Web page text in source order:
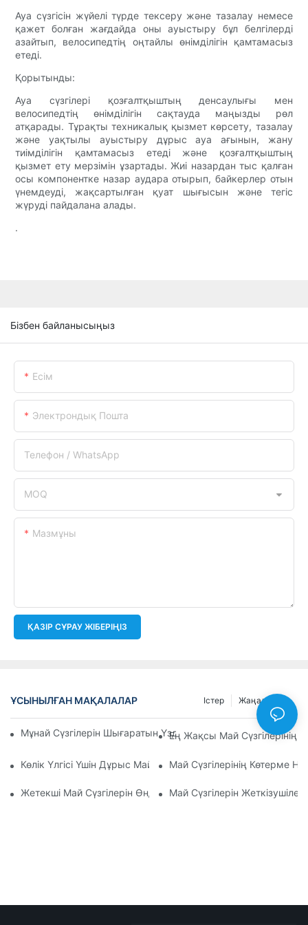
Ауа сүзгісін жүйелі түрде тексеру және тазалау немесе
қажет болған жағдайда оны ауыстыру бұл белгілерді
азайтып, велосипедтің оңтайлы өнімділігін қамтамасыз
етеді.
Қорытынды:
Ауа сүзгілері қозғалтқыштың денсаулығы мен
велосипедтің өнімділігін сақтауда маңызды рөл
атқарады. Тұрақты техникалық қызмет көрсету, тазалау
және уақтылы ауыстыру дұрыс ауа ағынын, жану
тиімділігін қамтамасыз етеді және қозғалтқыштың
қызмет ету мерзімін ұзартады. Жиі назардан тыс қалған
осы компонентке назар аудара отырып, байкерлер отын
үнемдеуді, жақсартылған қуат шығысын және тегіс
жүруді пайдалана алады.
.
Бізбен байланысыңыз
Есім
Электрондық Пошта
Телефон / WhatsApp
MOQ
Мазмұны
ҚАЗІР СҰРАУ ЖІБЕРІҢІЗ
ҰСЫНЫЛҒАН МАҚАЛАЛАР Жаңалықтар
Істер
Мұнай Сүзгілерін Шығаратын Үздік Компаниялар: Жан-
Ең Жақсы Май Сүзгілерінің
Көлік Үлгісі Үшін Дұрыс Май Сүзгісін Таңдау: Негізгі Ойлар
Май Сүзгілерінің Көтерме
Жетекші Май Сүзгілерін Өндірушілер Мен Олардың
Май Сүзгілерін